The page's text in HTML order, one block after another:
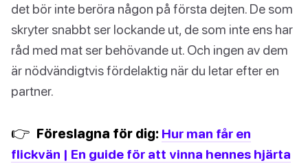
det bör inte beröra någon på första dejten. De som
skryter snabbt ser lockande ut, de som inte ens har
råd med mat ser behövande ut. Och ingen av dem
är nödvändigtvis fördelaktig när du letar efter en
partner.
👉 Föreslagna för dig: Hur man får en
flickvän | En guide för att vinna hennes hjärta